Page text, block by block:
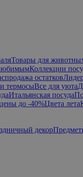
Товары для
Коллекции
остатков
термосыВсе для уюта
Итальянская посуда
до -40%Цвета лета
декор